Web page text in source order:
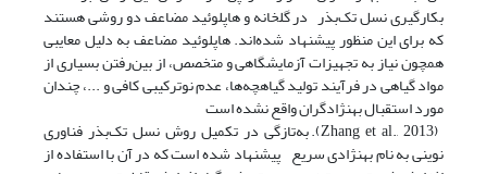
بکارگیری نسل تک‌بذر در گلخانه و هاپلوئید مضاعف دو روشی هستند
که برای این منظور پیشنهاد شده‌اند. هاپلوئید مضاعف به دلیل معایبی
همچون نیاز به تجهیزات آزمایشگاهی و متخصص، از بین‌رفتن بسیاری از
مواد گیاهی در فرآیند تولید گیاهچه‌ها، عدم نوترکیبی کافی و ...، چندان
مورد استقبال بهنژادگران واقع نشده است
(Zhang et al., 2013). به‌تازگی در تکمیل روش نسل تک‌بذر فناوری
نوینی به نام بهنژادی سریع پیشنهاد شده‌ است که در آن با استفاده ‌از